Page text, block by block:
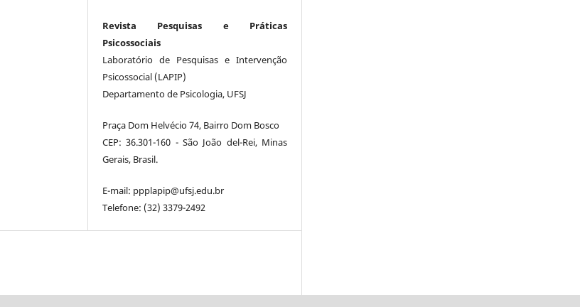
Revista Pesquisas e Práticas
Psicossociais
Laboratório de Pesquisas e Intervenção
Psicossocial (LAPIP)
Departamento de Psicologia, UFSJ
Praça Dom Helvécio 74, Bairro Dom Bosco
CEP: 36.301-160 - São João del-Rei, Minas
Gerais, Brasil.
E-mail: ppplapip@ufsj.edu.br
Telefone: (32) 3379-2492